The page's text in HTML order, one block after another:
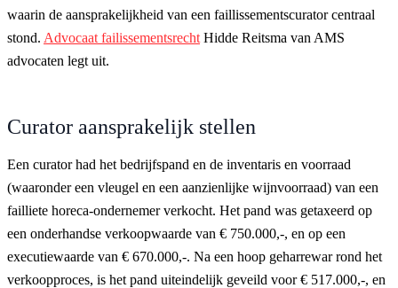
waarin de aansprakelijkheid van een faillissementscurator centraal
stond. Advocaat failissementsrecht Hidde Reitsma van AMS
advocaten legt uit.
Curator aansprakelijk stellen
Een curator had het bedrijfspand en de inventaris en voorraad
(waaronder een vleugel en een aanzienlijke wijnvoorraad) van een
failliete horeca-ondernemer verkocht. Het pand was getaxeerd op
een onderhandse verkoopwaarde van € 750.000,-, en op een
executiewaarde van € 670.000,-. Na een hoop geharrewar rond het
verkoopproces, is het pand uiteindelijk geveild voor € 517.000,-, en